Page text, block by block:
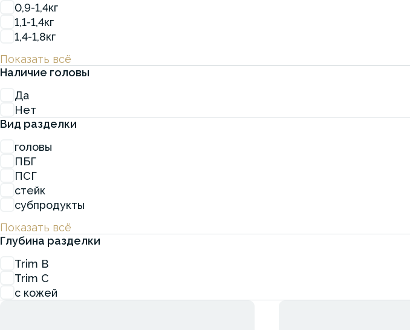
0,9-1,4кг
1,1-1,4кг
1,4-1,8кг
Показать всё
Наличие головы
Да
Нет
Вид разделки
головы
ПБГ
ПСГ
стейк
субпродукты
Показать всё
Глубина разделки
Trim B
Trim C
с кожей